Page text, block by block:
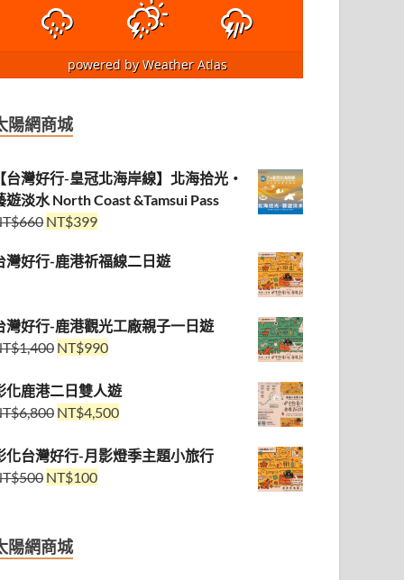
powered byWeather Atlas
陽網商城
台灣好行-皇冠北海岸線】北海拾光・
遊淡水 North Coast &Tamsui Pass
660 NT$399
灣好行-鹿港祈福線二日遊
灣好行-鹿港觀光工廠親子一日遊
1,400 NT$990
化鹿港二日雙人遊
6,800 NT$4,500
化台灣好行-月影燈季主題小旅行
500 NT$100
陽網商城